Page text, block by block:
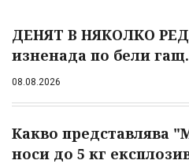
ДЕНЯТ В НЯКОЛКО
изненада по бели
08.08.2026
Какво представлява
носи до 5 кг